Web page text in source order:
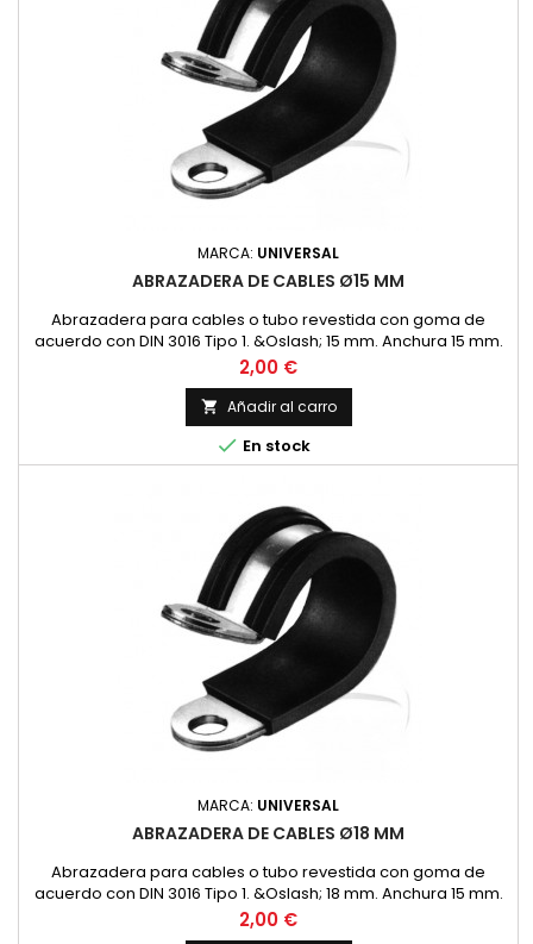
MARCA: UNIVERSAL
ABRAZADERA DE CABLES Ø15 MM
Abrazadera para cables o tubo revestida con goma de
acuerdo con DIN 3016 Tipo 1. &Oslash; 15 mm. Anchura 15 mm.
Precio
2,00 €
 Añadir al carro
 En stock
MARCA: UNIVERSAL
ABRAZADERA DE CABLES Ø18 MM
Abrazadera para cables o tubo revestida con goma de
acuerdo con DIN 3016 Tipo 1. &Oslash; 18 mm. Anchura 15 mm.
Precio
2,00 €